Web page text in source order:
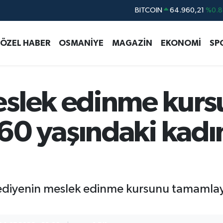
DOLAR 47,7436
STERLİN 64,4811
BITCOIN 64.960,21 %0.87
ÖZEL HABER OSMANİYE MAGAZİN EKONOMİ
edinme
yaşındaki
meslek edinme kursunu